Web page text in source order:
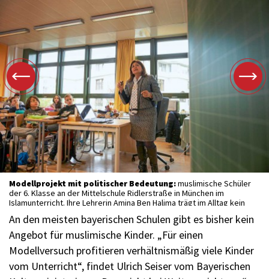
Modellprojekt mit politischer Bedeutung:muslimische Schüler
der 6. Klasse an der Mittelschule Ridlerstraße in München im
Islamunterricht. Ihre Lehrerin Amina Ben Halima trägt im Alltag kein
An den meisten bayerischen Schulen gibt es bisher kein
Angebot für muslimische Kinder. „Für einen
Modellversuch profitieren verhältnismäßig viele Kinder
vom Unterricht“, findet Ulrich Seiser vom Bayerischen